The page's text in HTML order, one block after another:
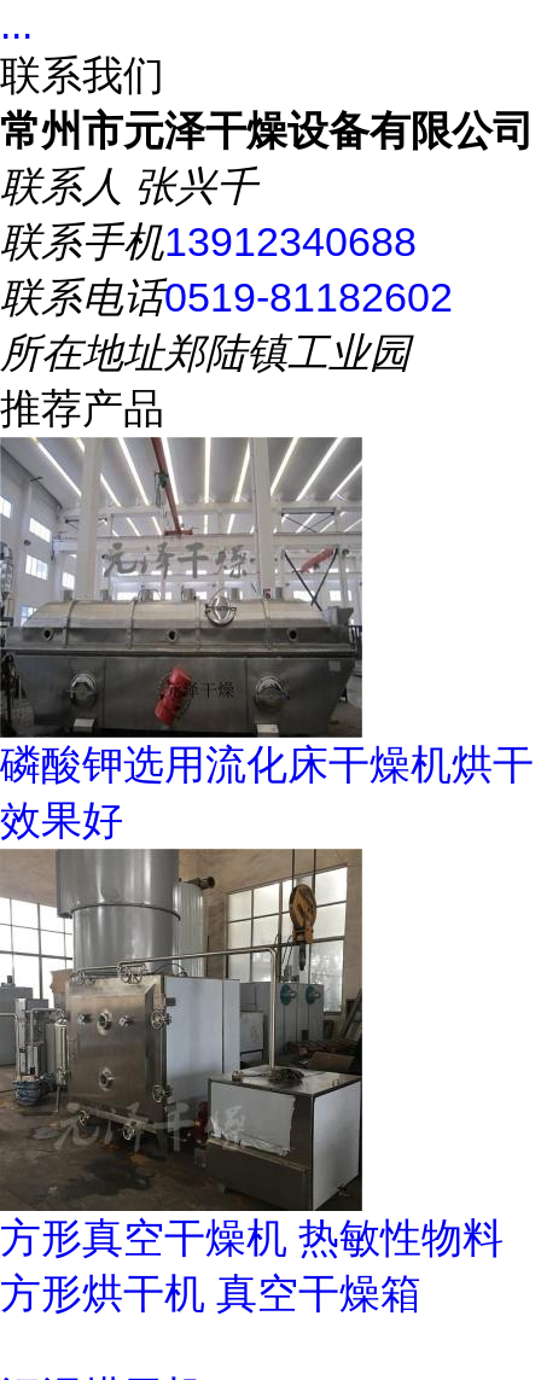
...
联系我们
常州市元泽干燥设备有限公司
联系人 张兴千
联系手机13912340688
联系电话0519-81182602
所在地址郑陆镇工业园
推荐产品
磷酸钾选用流化床干燥机烘干
效果好
方形真空干燥机 热敏性物料
方形烘干机 真空干燥箱